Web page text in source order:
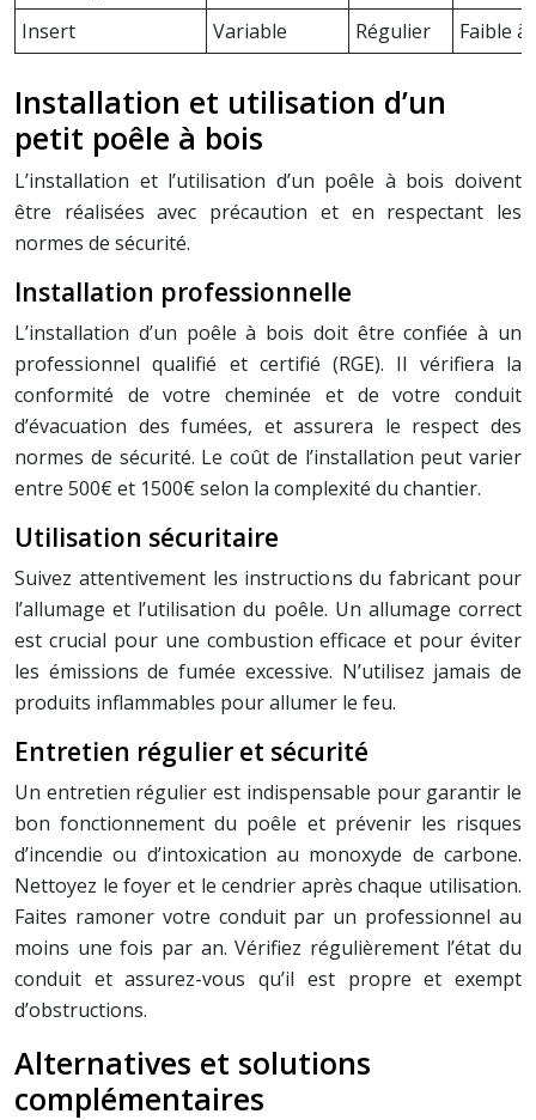
Insert
Variable Régulier Faible à
Installation et utilisation d’un
petit poêle à bois
L’installation et l’utilisation d’un poêle à bois doivent
être réalisées avec précaution et en respectant les
normes de sécurité.
Installation professionnelle
L’installation d’un poêle à bois doit être confiée à un
professionnel qualifié et certifié (RGE). Il vérifiera la
conformité de votre cheminée et de votre conduit
d’évacuation des fumées, et assurera le respect des
normes de sécurité. Le coût de l’installation peut varier
entre 500€ et 1500€ selon la complexité du chantier.
Utilisation sécuritaire
Suivez attentivement les instructions du fabricant pour
l’allumage et l’utilisation du poêle. Un allumage correct
est crucial pour une combustion efficace et pour éviter
les émissions de fumée excessive. N’utilisez jamais de
produits inflammables pour allumer le feu.
Entretien régulier et sécurité
Un entretien régulier est indispensable pour garantir le
bon fonctionnement du poêle et prévenir les risques
d’incendie ou d’intoxication au monoxyde de carbone.
Nettoyez le foyer et le cendrier après chaque utilisation.
Faites ramoner votre conduit par un professionnel au
moins une fois par an. Vérifiez régulièrement l’état du
conduit et assurez-vous qu’il est propre et exempt
d’obstructions.
Alternatives et solutions
complémentaires